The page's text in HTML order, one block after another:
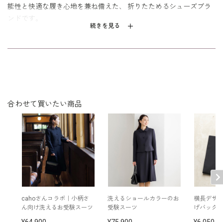
続きを見る
能性と快適な履き心地を兼ね備えた、 折りたためるシューズブラ
ンドです。
合わせて買いたい商品
cahoさんコラボ｜小柄さ
ん向け洗えるお受験スーツ
洗えるショールカラーのお
受験スーツ
横長デザ
げバッグ